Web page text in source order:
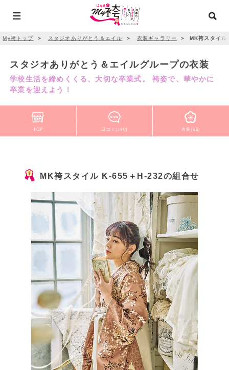
My袴トップ ＞ スタジオありがとう＆エイル ＞ 衣装ギャラリー ＞ MK袴スタイ
スタジオありがとう＆エイルグループの衣装
学校生活を締めくくる、大切な卒業式。 袴姿で、華やかに
卒業を迎えよう！
TOP 口コミ(140) 衣装(66)
MK袴スタイル K-655＋H-232の組合せ